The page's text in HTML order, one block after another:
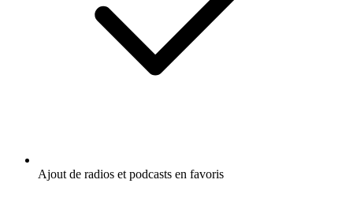
Ajout de radios et podcasts en favoris